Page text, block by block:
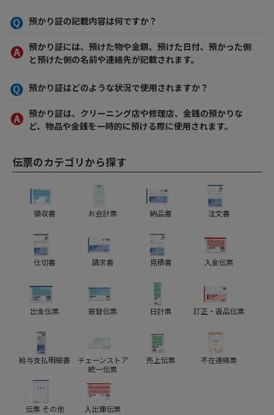
預かり証の記載内容は何ですか？
預かり証には、預けた物や金額、預けた日付、預かった側
と預けた側の名前や連絡先が記載されます。
預かり証はどのような状況で使用されますか？
預かり証は、クリーニング店や修理店、金銭の預かりな
ど、物品や金銭を一時的に預ける際に使用されます。
伝票のカテゴリから探す
領収書 お会計票 納品書 注文書
仕切書 請求書 見積書 入金伝票
出金伝票 振替伝票 日計票 訂正・返品伝票
給与支払明細書
チェーンストア
統一伝票
売上伝票 不在連絡票
伝票 その他 入出庫伝票